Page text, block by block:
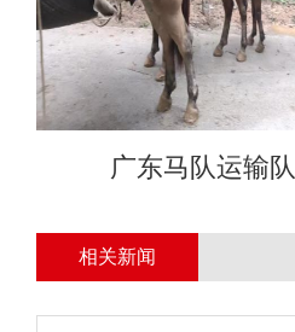
广东马队运输队
相关新闻